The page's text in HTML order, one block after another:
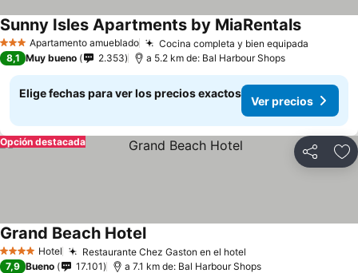
3 EstrellasApartamento amueblado Cocina completa y bien equipada
Sunny Isles Apartments by MiaRentals
8,1 Muy bueno 2.353 a 5.2 km de: Bal Harbour Shops
Elige fechas para ver los precios exactos
Ver precios
Compartir
Opción destacada
4 EstrellasHotel Restaurante Chez Gaston en el hotel
Grand Beach Hotel
7,9 Bueno 17.101 a 7.1 km de: Bal Harbour Shops